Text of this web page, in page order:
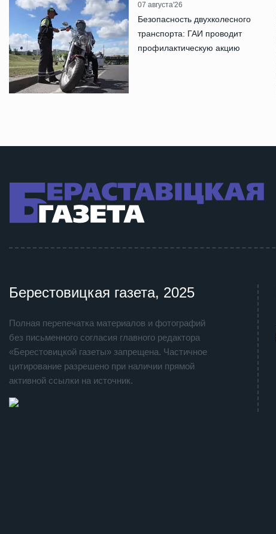
07 августа'26
Безопасность двухколесного
транспорта: ГАИ проводит
профилактическую акцию
Берестовицкая газета, 2025
Полная перепечатка материалов и фотографий
без письменного согласия главного редактора
«Берестовицкой газеты» запрещена. Частичное
цитирование разрешено при наличии прямой
активной ссылки на источник.